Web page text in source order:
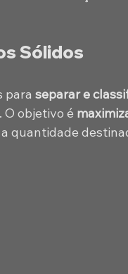
Sólidos
para separar e
objetivo é
quantidade